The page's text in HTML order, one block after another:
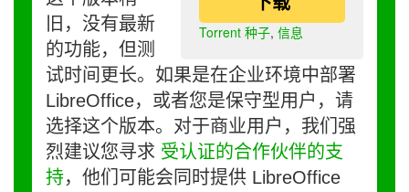
Torrent 种子, 信息
旧，没有最新
的功能，但测
试时间更长。如果是在企业环境中部署
LibreOffice，或者您是保守型用户，请
选择这个版本。对于商业用户，我们强
烈建议您寻求 受认证的合作伙伴的支
持，他们可能会同时提供 LibreOffice